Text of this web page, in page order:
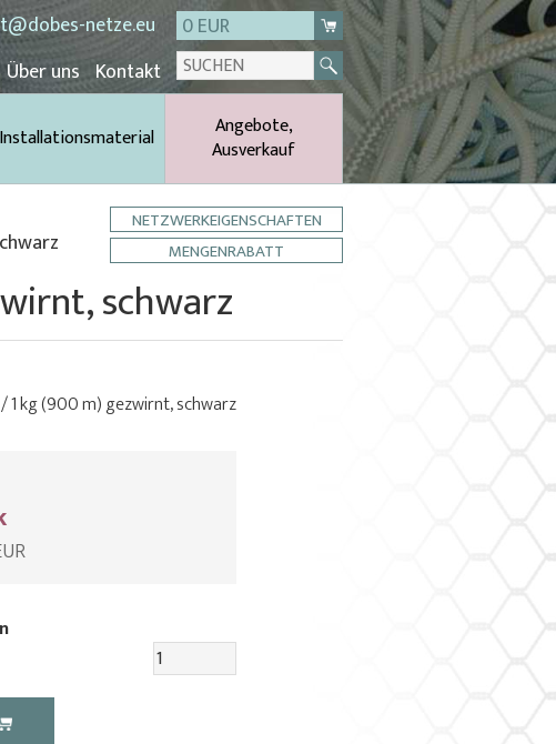
netze.eu
0 EUR
Über uns Kontakt
Installationsmaterial
Angebote,
Ausverkauf
NETZWERKEIGENSCHAFTEN
MENGENRABATT
schwarz
1 kg (900 m) gezwirnt, schwarz